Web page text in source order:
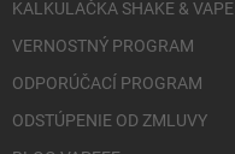
KALKULAČKA SHAKE & VAPE
VERNOSTNÝ PROGRAM
ODPORÚČACÍ PROGRAM
ODSTÚPENIE OD ZMLUVY